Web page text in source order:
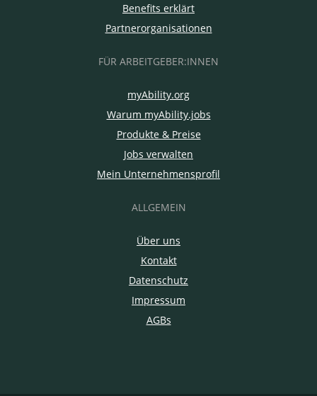
Benefits erklärt
Partnerorganisationen
FÜR ARBEITGEBER:INNEN
myAbility.org
Warum myAbility.jobs
Produkte & Preise
Jobs verwalten
Mein Unternehmensprofil
ALLGEMEIN
Über uns
Kontakt
Datenschutz
Impressum
AGBs